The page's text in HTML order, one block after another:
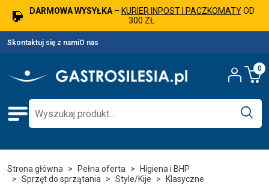
DARMOWA WYSYŁKA– KURIER INPOST I PACZKOMATYOD
300 ZŁ
Skontaktuj się z namiO nas
0
Strona główna Pełna oferta
Higiena i BHP
Sprzęt do sprzątania
Style/Kije Klasyczne